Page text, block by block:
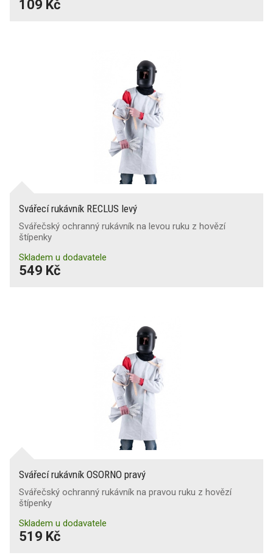
109 Kč
Svářecí rukávník RECLUS levý
Svářečský ochranný rukávník na levou ruku z hovězí
štípenky
Skladem u dodavatele
549 Kč
Svářecí rukávník OSORNO pravý
Svářečský ochranný rukávník na pravou ruku z hovězí
štípenky
Skladem u dodavatele
519 Kč